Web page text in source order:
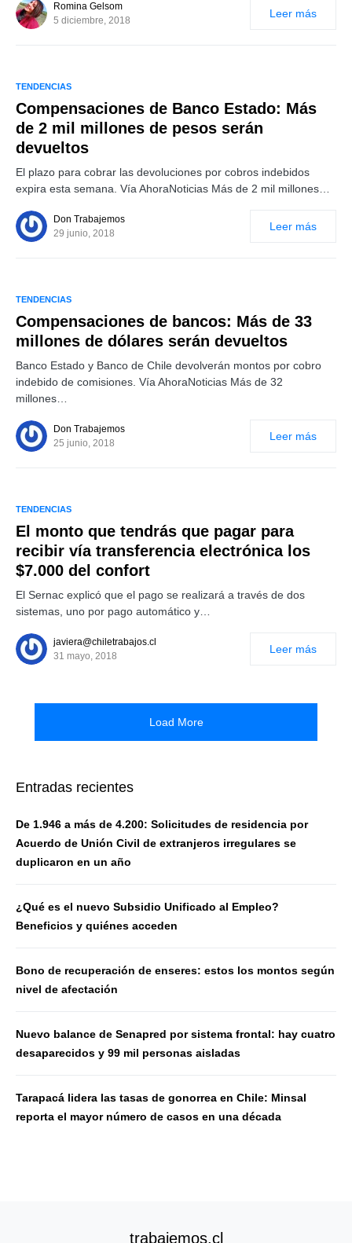
Romina Gelsom
5 diciembre, 2018
Leer más
TENDENCIAS
Compensaciones de Banco Estado: Más
de 2 mil millones de pesos serán
devueltos
El plazo para cobrar las devoluciones por cobros indebidos
expira esta semana. Vía AhoraNoticias Más de 2 mil millones…
Don Trabajemos
29 junio, 2018
Leer más
TENDENCIAS
Compensaciones de bancos: Más de 33
millones de dólares serán devueltos
Banco Estado y Banco de Chile devolverán montos por cobro
indebido de comisiones. Vía AhoraNoticias Más de 32
millones…
Don Trabajemos
25 junio, 2018
Leer más
TENDENCIAS
El monto que tendrás que pagar para
recibir vía transferencia electrónica los
$7.000 del confort
El Sernac explicó que el pago se realizará a través de dos
sistemas, uno por pago automático y…
javiera@chiletrabajos.cl
31 mayo, 2018
Leer más
Load More
Entradas recientes
De 1.946 a más de 4.200: Solicitudes de residencia por
Acuerdo de Unión Civil de extranjeros irregulares se
duplicaron en un año
¿Qué es el nuevo Subsidio Unificado al Empleo?
Beneficios y quiénes acceden
Bono de recuperación de enseres: estos los montos según
nivel de afectación
Nuevo balance de Senapred por sistema frontal: hay cuatro
desaparecidos y 99 mil personas aisladas
Tarapacá lidera las tasas de gonorrea en Chile: Minsal
reporta el mayor número de casos en una década
trabajemos.cl